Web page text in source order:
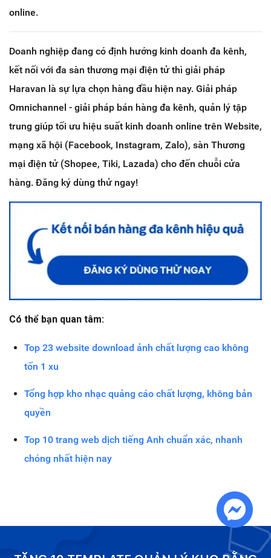
online.
Doanh nghiệp đang có định hướng kinh doanh đa kênh,
kết nối với đa sàn thương mại điện tử thì giải pháp
Haravan là sự lựa chọn hàng đầu hiện nay. Giải pháp
Omnichannel - giải pháp bán hàng đa kênh, quản lý tập
trung giúp tối ưu hiệu suất kinh doanh online trên Website,
mạng xã hội (Facebook, Instagram, Zalo), sàn Thương
mại điện tử (Shopee, Tiki, Lazada) cho đến chuỗi cửa
hàng. Đăng ký dùng thử ngay!
Có thể bạn quan tâm:
Top 23 website download ảnh chất lượng cao không
tốn 1 xu
Tổng hợp kho nhạc quảng cáo chất lượng, không bản
quyền
Top 10 trang web dịch tiếng Anh chuẩn xác, nhanh
chóng nhất hiện nay